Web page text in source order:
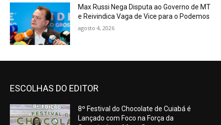
Max Russi Nega Disputa ao Governo de MT
e Reivindica Vaga de Vice para o Podemos
agosto 4, 2026
ESCOLHAS DO EDITOR
8º Festival do Chocolate de Cuiabá é
Lançado com Foco na Força da